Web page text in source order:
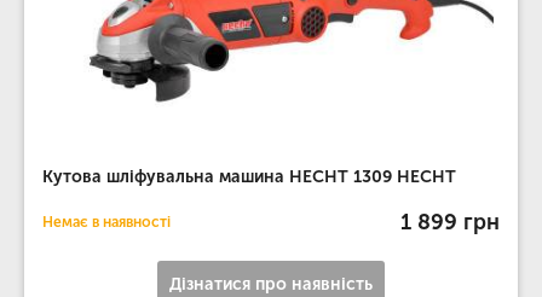
Кутова шліфувальна машина HECHT 1309 HECHT
Немає в наявності 1 899 грн
Дізнатися про наявність